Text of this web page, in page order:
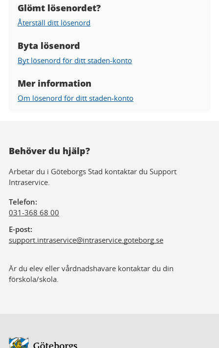
Hjälp
gällande
lösenord
Glömt lösenordet?
Återställ ditt lösenord
Byta lösenord
Byt lösenord för ditt staden-konto
Mer information
Om lösenord för ditt staden-konto
Behöver du hjälp?
Arbetar du i Göteborgs Stad kontaktar du Support
Intraservice.
Telefon
031-368 68 00
E-post
support.intraservice@intraservice.goteborg.se
Är du elev eller vårdnadshavare kontaktar du din
förskola/skola.
Avsändare